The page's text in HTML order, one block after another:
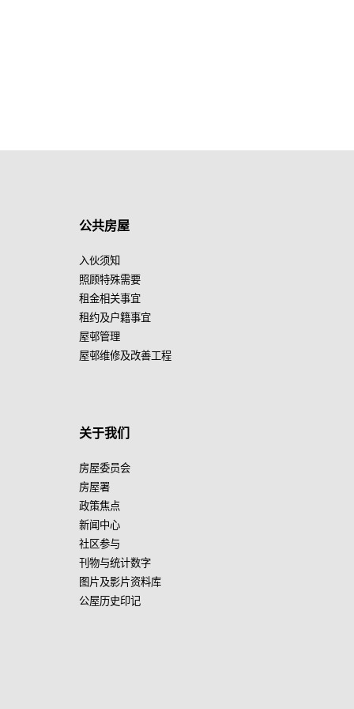
公共房屋
入伙须知
照顾特殊需要
租金相关事宜
租约及户籍事宜
屋邨管理
屋邨维修及改善工程
关于我们
房屋委员会
房屋署
政策焦点
新闻中心
社区参与
刊物与统计数字
图片及影片资料库
公屋历史印记